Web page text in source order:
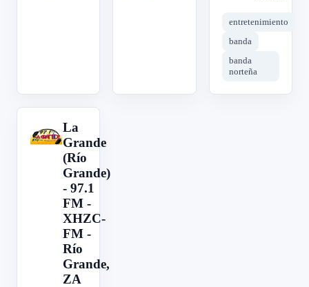
entretenimiento
banda
banda
norteña
L
La
Grande
(Río
Grande)
- 97.1
FM -
XHZC-
FM -
Río
Grande,
ZA